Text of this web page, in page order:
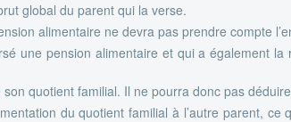
global du parent qui la verse.
alimentaire ne devra pas prendre compte
une pension alimentaire et qui a également
quotient familial. Il ne pourra donc pas
du quotient familial à l’autre parent,